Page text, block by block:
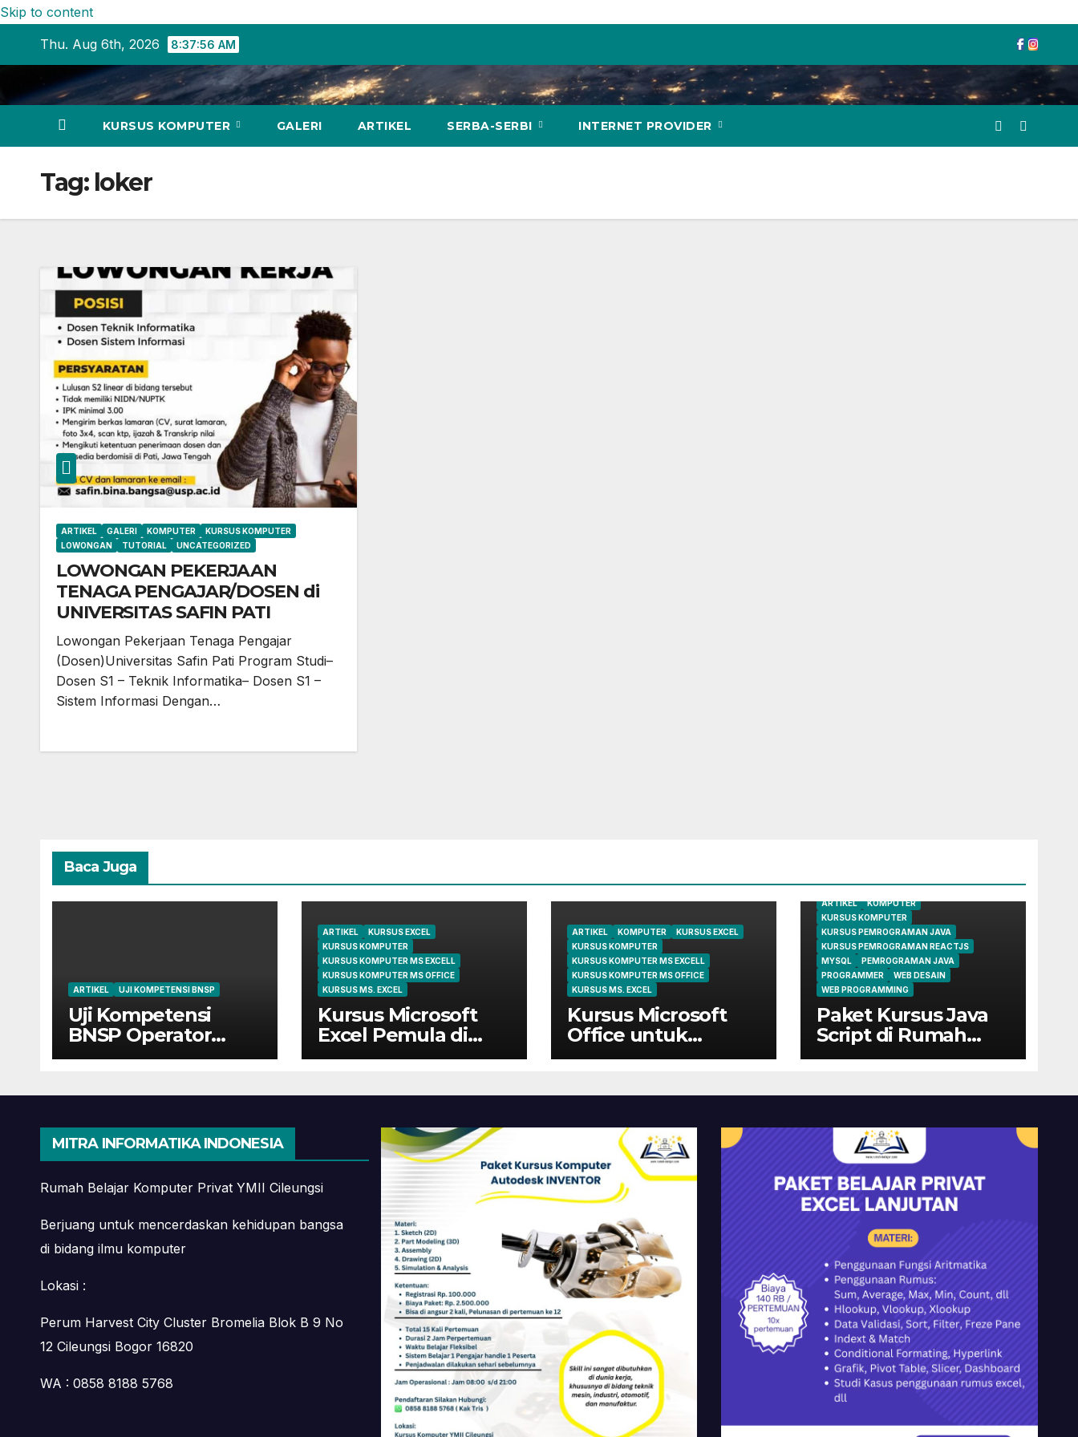
Skip to content
Thu. Aug 6th, 2026
8:37:57 AM
KURSUS KOMPUTER GALERI ARTIKEL SERBA-SERBI INTERNET PROVIDER
Tag: loker
ARTIKEL GALERI KOMPUTER
KURSUS KOMPUTER
LOWONGAN
TUTORIAL UNCATEGORIZED
LOWONGAN PEKERJAAN
TENAGA PENGAJAR/DOSEN di
UNIVERSITAS SAFIN PATI
Lowongan Pekerjaan Tenaga Pengajar
(Dosen)Universitas Safin Pati Program Studi–
Dosen S1 – Teknik Informatika– Dosen S1 –
Sistem Informasi Dengan…
Baca Juga
ARTIKEL UJI KOMPETENSI BNSP
Uji Kompetensi
BNSP Operator
Komputer dan
Bekasi
ARTIKEL
KURSUS EXCEL
KURSUS KOMPUTER
KURSUS KOMPUTER MS EXCELL
KURSUS KOMPUTER MS OFFICE
KURSUS MS. EXCEL
Kursus Microsoft
Excel Pemula di
Cileungsi | Belajar
Mahir
ARTIKEL KOMPUTER
KURSUS EXCEL
KURSUS KOMPUTER
KURSUS KOMPUTER MS EXCELL
KURSUS KOMPUTER MS OFFICE
KURSUS MS. EXCEL
Kursus Microsoft
Office untuk
Administrasi
Cileungsi
ARTIKEL
KOMPUTER
KURSUS KOMPUTER
KURSUS PEMROGRAMAN JAVA
KURSUS PEMROGRAMAN REACTJS
MYSQL
PEMROGRAMAN JAVA
PROGRAMMER
WEB DESAIN
WEB PROGRAMMING
Paket Kursus Java
Script di Rumah
Belajar Komputer
MITRA INFORMATIKA INDONESIA
Rumah Belajar Komputer Privat YMII Cileungsi
Berjuang untuk mencerdaskan kehidupan bangsa
di bidang ilmu komputer
Lokasi :
Perum Harvest City Cluster Bromelia Blok B 9 No
12 Cileungsi Bogor 16820
WA : 0858 8188 5768